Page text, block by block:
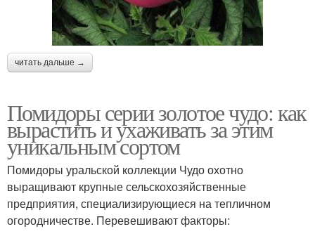
читать дальше →
Помидоры серии золотое чудо: как
вырастить и ухаживать за этим
уникальным сортом
Помидоры уральской коллекции Чудо охотно
выращивают крупные сельскохозяйственные
предприятия, специализирующиеся на тепличном
огородничестве. Перевешивают факторы: